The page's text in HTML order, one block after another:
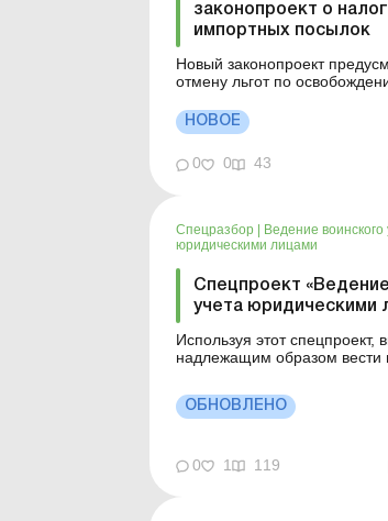
законопроект о
импортных посылок
Новый законопроект
отмену льгот по
стоимостью до 150 евро. В
частные бесплатные
до 45 евро и дальше не
налогом. Больше по теме:
НОВОЕ
0 0 43
Спецразбор | Ведение воинского
юридическими лицами
Спецпроект
учета юридическими
Используя этот спецпроект,
надлежащим образом вести
документы и в какой срок
чтобы избежать штрафных
игнорирование грозит
ОБНОВЛЕНО
0 1 119